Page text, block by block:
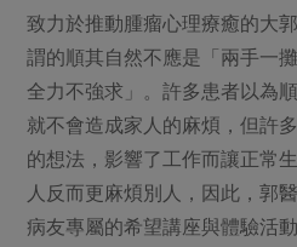
致力於推動腫瘤心理療癒的大
謂的順其自然不應是「兩手一
全力不強求」。許多患者以為
就不會造成家人的麻煩，但許
的想法，影響了工作而讓正常
人反而更麻煩別人，因此，郭
病友專屬的希望講座與體驗活